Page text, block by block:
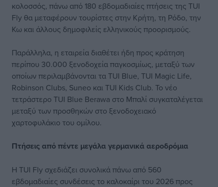
κολοσσός, πάνω από 180 εβδομαδιαίες πτήσεις της TUI
Fly θα μεταφέρουν τουρίστες στην Κρήτη, τη Ρόδο, την
Κω και άλλους δημοφιλείς ελληνικούς προορισμούς.
Παράλληλα, η εταιρεία διαθέτει ήδη προς κράτηση
περίπου 30.000 ξενοδοχεία παγκοσμίως, μεταξύ των
οποίων περιλαμβάνονται τα TUI Blue, TUI Magic Life,
Robinson Clubs, Suneo και TUI Kids Club. Το νέο
τετράστερο TUI Blue Berawa στο Μπαλί συγκαταλέγεται
μεταξύ των προσθηκών στο ξενοδοχειακό
χαρτοφυλάκιο του ομίλου.
Πτήσεις από πέντε μεγάλα γερμανικά αεροδρόμια
Η TUI Fly σχεδιάζει συνολικά πάνω από 560
εβδομαδιαίες συνδέσεις το καλοκαίρι του 2026 προς